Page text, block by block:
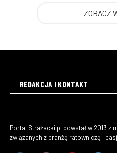
ZOBACZ
REDAKCJA I KONTAKT
Portal Strażacki.pl powstał w 2013 z
związanych z branżą ratowniczą i